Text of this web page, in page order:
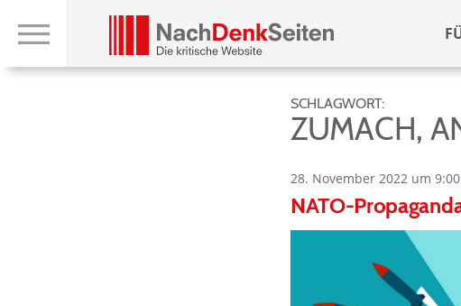
SCHLAGWORT:
ZUMACH,
28. November 2022 um 9:00
NATO-